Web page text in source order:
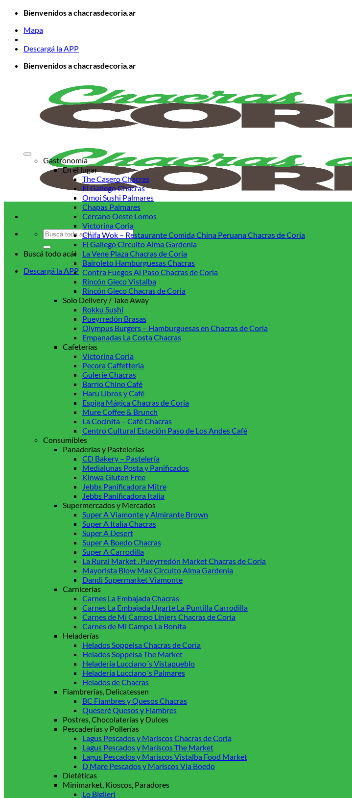
Saltar
contenido
Bienvenidos a chacrasdecoria.ar
Mapa
Descargá la APP
Bienvenidos a chacrasdecoria.ar
Buscar
por:
Buscá todo acá!
Descargá la APP
Gastronomía
En el lugar
The Casero Chacras
El Gallego Chacras
Omoi Sushi Palmares
Chapas Palmares
Cercano Oeste Lomos
Victorina Coria
Chifa Wok – Restaurante Comida China Peruana Chacras de Coria
El Gallego Circuito Alma Gardenia
La Vene Plaza Chacras de Coria
Bairoleto Hamburguesas Chacras
Contra Fuegos Al Paso Chacras de Coria
Rincón Gieco Vistalba
Rincón Gieco Chacras de Coria
Solo Delivery / Take Away
Rokku Sushi
Pueyrredón Brasas
Olympus Burgers – Hamburguesas en Chacras de Coria
Empanadas La Costa Chacras
Cafeterías
Victorina Coria
Pecora Caffetteria
Gulerie Chacras
Barrio Chino Café
Haru Libros y Café
Espiga Mágica Chacras de Coria
Mure Coffee & Brunch
La Cocinita – Café Chacras
Centro Cultural Estación Paso de Los Andes Café
Consumibles
Panaderías y Pastelerías
CD Bakery – Pastelería
Medialunas Posta y Panificados
Kinwa Gluten Free
Jebbs Panificadora Mitre
Jebbs Panificadora Italia
Supermercados y Mercados
Super A Viamonte y Almirante Brown
Super A Italia Chacras
Super A Desert
Super A Boedo Chacras
Super A Carrodilla
La Rural Market . Pueyrredón Market Chacras de Coria
Mayorista Blow Max Circuito Alma Gardenia
Dandi Supermarket Viamonte
Carnicerías
Carnes La Embajada Chacras
Carnes La Embajada Ugarte La Puntilla Carrodilla
Carnes de Mi Campo Liniers Chacras de Coria
Carnes de Mi Campo La Bonita
Heladerías
Helados Soppelsa Chacras de Coria
Helados Soppelsa The Market
Heladería Lucciano´s Vistapueblo
Heladería Lucciano´s Palmares
Helados de Chacras
Fiambrerías, Delicatessen
BC Fiambres y Quesos Chacras
Queseré Quesos y Fiambres
Postres, Chocolaterías y Dulces
Pescaderías y Pollerías
Lagus Pescados y Mariscos Chacras de Coria
Lagus Pescados y Mariscos The Market
Lagus Pescados y Mariscos Vistalba Food Market
D Mare Pescados y Mariscos Via Boedo
Dietéticas
Minimarket, Kioscos, Paradores
Lo Biglieri